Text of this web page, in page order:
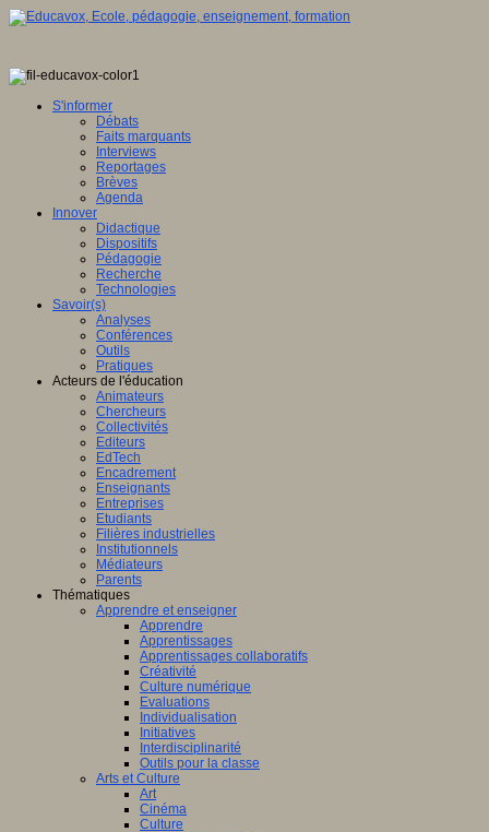
S'informer
Débats
Faits marquants
Interviews
Reportages
Brèves
Agenda
Innover
Didactique
Dispositifs
Pédagogie
Recherche
Technologies
Savoir(s)
Analyses
Conférences
Outils
Pratiques
Acteurs de l'éducation
Animateurs
Chercheurs
Collectivités
Editeurs
EdTech
Encadrement
Enseignants
Entreprises
Etudiants
Filières industrielles
Institutionnels
Médiateurs
Parents
Thématiques
Apprendre et enseigner
Apprendre
Apprentissages
Apprentissages collaboratifs
Créativité
Culture numérique
Evaluations
Individualisation
Initiatives
Interdisciplinarité
Outils pour la classe
Arts et Culture
Art
Cinéma
Culture